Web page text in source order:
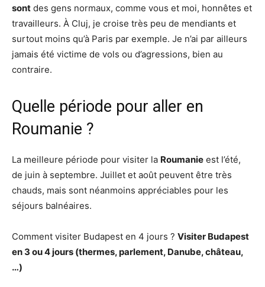
sont des gens normaux, comme vous et moi, honnêtes et
travailleurs. À Cluj, je croise très peu de mendiants et
surtout moins qu’à Paris par exemple. Je n’ai par ailleurs
jamais été victime de vols ou d’agressions, bien au
contraire.
Quelle période pour aller en
Roumanie ?
La meilleure période pour visiter la Roumanie est l’été,
de juin à septembre. Juillet et août peuvent être très
chauds, mais sont néanmoins appréciables pour les
séjours balnéaires.
Comment visiter Budapest en 4 jours ? Visiter Budapest
en 3 ou4 jours (thermes, parlement, Danube, château,
…)